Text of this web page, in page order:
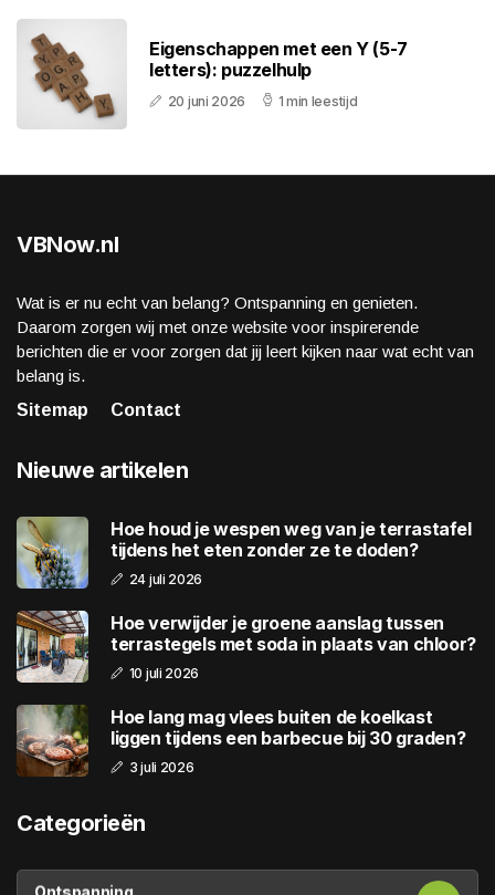
Eigenschappen met een Y (5-7
letters): puzzelhulp
20 juni 2026 1 min leestijd
VBNow.nl
Wat is er nu echt van belang? Ontspanning en genieten.
Daarom zorgen wij met onze website voor inspirerende
berichten die er voor zorgen dat jij leert kijken naar wat echt van
belang is.
Sitemap
Contact
Nieuwe artikelen
Hoe houd je wespen weg van je terrastafel
tijdens het eten zonder ze te doden?
24 juli 2026
Hoe verwijder je groene aanslag tussen
terrastegels met soda in plaats van chloor?
10 juli 2026
Hoe lang mag vlees buiten de koelkast
liggen tijdens een barbecue bij 30 graden?
3 juli 2026
Categorieën